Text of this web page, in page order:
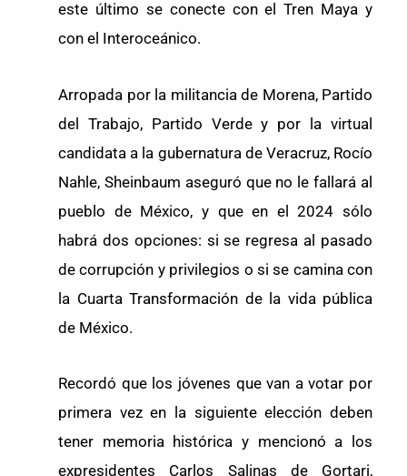
este último se conecte con el Tren Maya y
con el Interoceánico.
Arropada por la militancia de Morena, Partido
del Trabajo, Partido Verde y por la virtual
candidata a la gubernatura de Veracruz, Rocío
Nahle, Sheinbaum aseguró que no le fallará al
pueblo de México, y que en el 2024 sólo
habrá dos opciones: si se regresa al pasado
de corrupción y privilegios o si se camina con
la Cuarta Transformación de la vida pública
de México.
Recordó que los jóvenes que van a votar por
primera vez en la siguiente elección deben
tener memoria histórica y mencionó a los
expresidentes Carlos Salinas de Gortari,